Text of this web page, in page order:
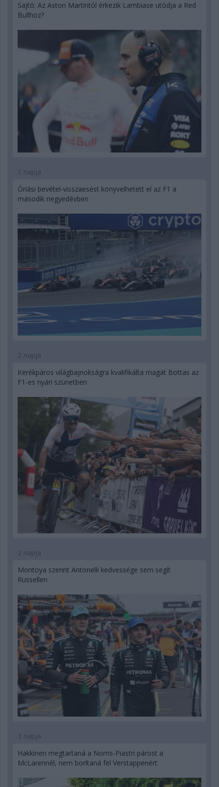
Sajtó: Az Aston Martintól érkezik Lambiase utódja a Red
Bullhoz?
1 napja
Óriási bevétel-visszaesést könyvelhetett el az F1 a
második negyedévben
2 napja
Kerékpáros világbajnokságra kvalifikálta magát Bottas az
F1-es nyári szünetben
2 napja
Montoya szerint Antonelli kedvessége sem segít
Russellen
3 napja
Hakkinen megtartaná a Norris-Piastri párost a
McLarennél, nem borítaná fel Verstappenért